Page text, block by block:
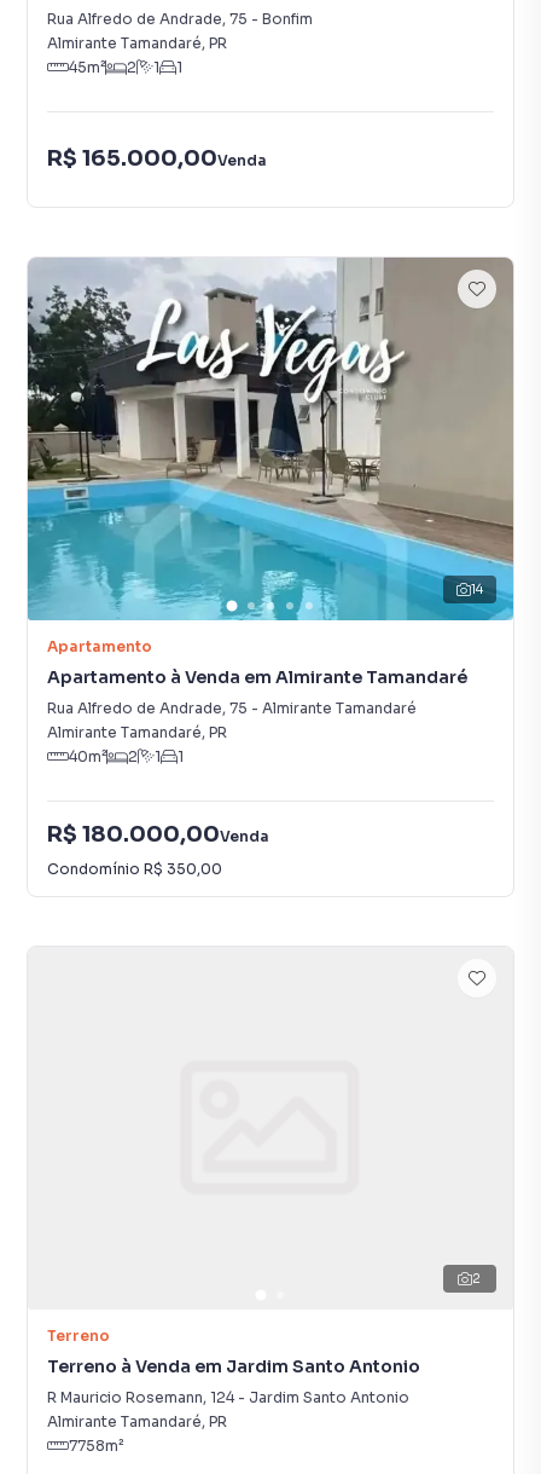
Rua Alfredo de Andrade, 75 - Bonfim
Almirante Tamandaré, PR
45m² 2 1 1
R$ 165.000,00Venda
14
Apartamento
Apartamento à Venda em Almirante Tamandaré
Rua Alfredo de Andrade, 75 - Almirante Tamandaré
Almirante Tamandaré, PR
40m² 2 1 1
R$ 180.000,00Venda
Condomínio R$ 350,00
2
Terreno
Terreno à Venda em Jardim Santo Antonio
R Mauricio Rosemann, 124- Jardim Santo Antonio
Almirante Tamandaré, PR
7758m²